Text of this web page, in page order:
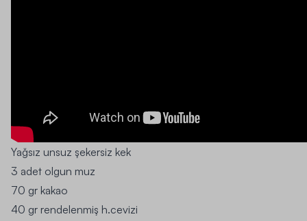
Yağsız unsuz şekersiz kek
3 adet olgun muz
70 gr kakao
40 gr rendelenmiş h.cevizi